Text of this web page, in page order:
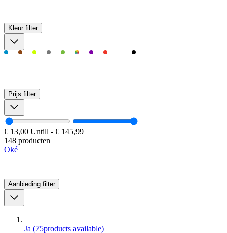
Kleur filter
Prijs filter
€ 13,00 Untill - € 145,99
148 producten
Oké
Aanbieding filter
Ja (75products available)